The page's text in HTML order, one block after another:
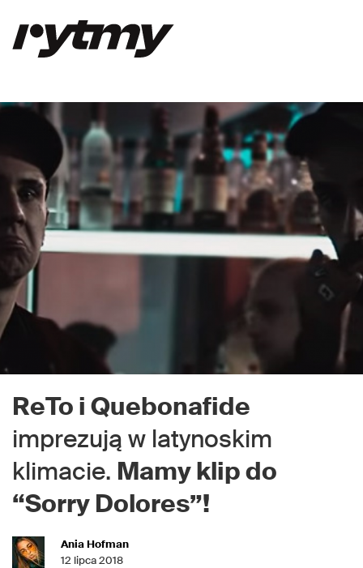
ReTo i Quebonafide
imprezują w latynoskim
klimacie. Mamy klip do
“Sorry Dolores”!
Ania Hofman
12 lipca 2018